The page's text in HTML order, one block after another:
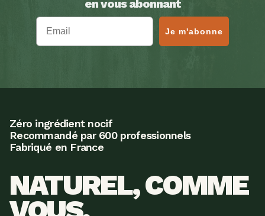
en vous abonnant
Email
Je m'abonne
Zéro ingrédient nocif
Recommandé par 600 professionnels
Fabriqué en France
NATUREL, COMME